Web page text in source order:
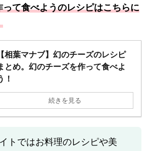
て食べようのレシピはこちらに
【相葉マナブ】幻のチーズのレシピ
とめ。幻のチーズを作って食べよ
！
続きを見る
トではお料理のレシピや美